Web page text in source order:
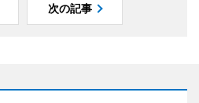
次の記事